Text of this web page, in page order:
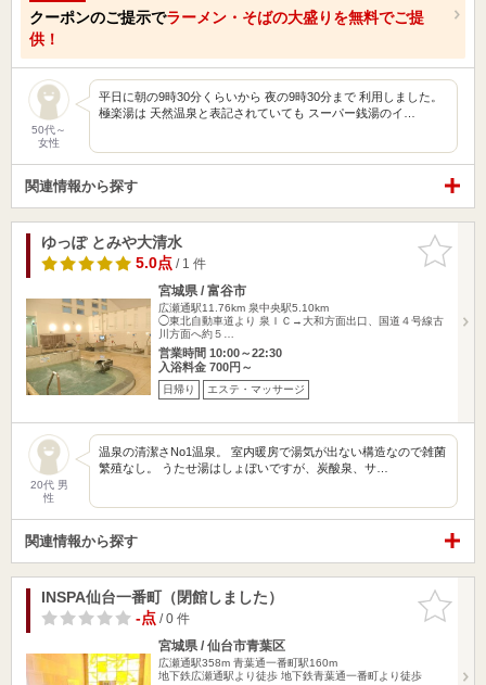
クーポンのご提示でラーメン・そばの大盛りを無料でご提
供！
50代～
女性
平日に朝の9時30分くらいから 夜の9時30分まで 利用しました。
極楽湯は 天然温泉と表記されていても スーパー銭湯のイ…
関連情報から探す
お気に入
りに追加
ゆっぽ とみや大清水
5.0点/ 1 件
宮城県 / 富谷市
広瀬通駅11.76km 泉中央駅5.10km
◯東北自動車道より 泉ＩＣ→大和方面出口、国道４号線古
川方面へ約５…
営業時間 10:00～22:30
入浴料金 700円～
日帰り エステ・マッサージ
20代 男
性
温泉の清潔さNo1温泉。 室内暖房で湯気が出ない構造なので雑菌
繁殖なし。 うたせ湯はしょぼいですが、炭酸泉、サ…
関連情報から探す
お気に入
りに追加
INSPA仙台一番町（閉館しました）
-点/ 0 件
宮城県 / 仙台市青葉区
広瀬通駅358m 青葉通一番町駅160m
地下鉄広瀬通駅より徒歩 地下鉄青葉通一番町より徒歩